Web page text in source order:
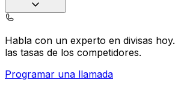
Habla con un experto en divisas hoy.
las tasas de los competidores.
Programar una llamada